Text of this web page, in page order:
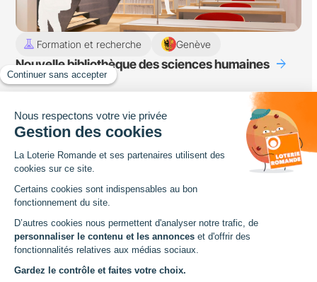
experiment Formation et recherche Genève
Nouvelle bibliothèque des sciences humaines arrow_forward
Loterie Romande
Avenue de Provence 14
Case postale 1013
Tel. +41 21 348 13 13